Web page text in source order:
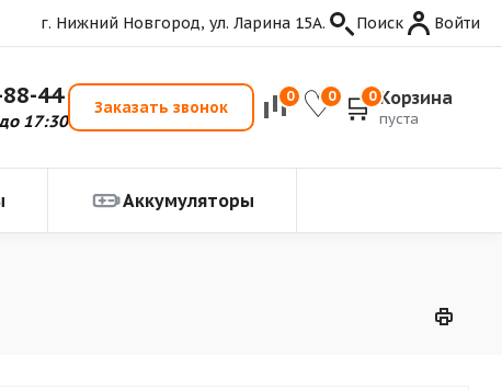
г. Нижний Новгород, ул. Ларина 15А. Поиск Войти
44
17:30
Заказать звонок
0 0 0 Корзина
пуста
Аккумуляторы